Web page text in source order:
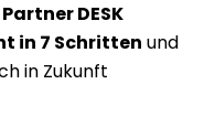
DESK
in 7 Schritten und
in Zukunft